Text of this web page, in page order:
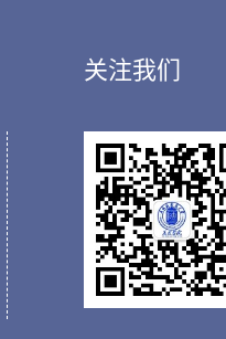
关注我们